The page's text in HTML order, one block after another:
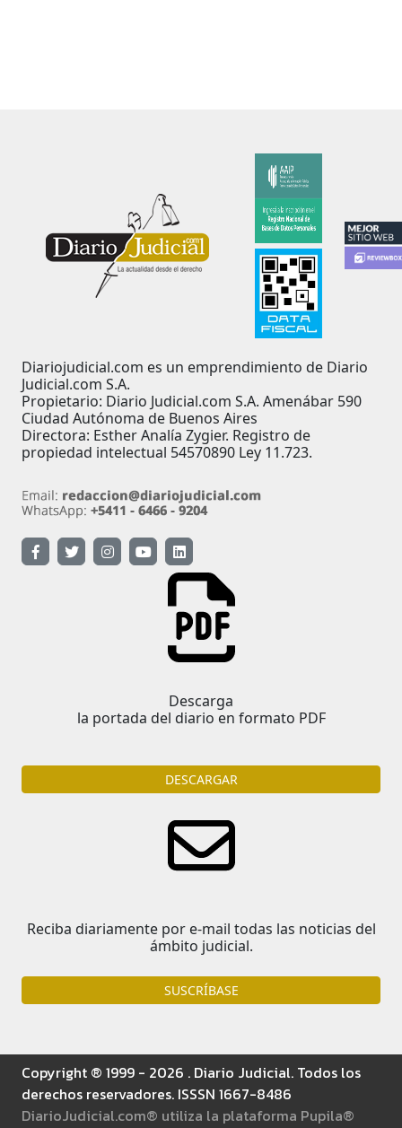
Diariojudicial.com es un emprendimiento de Diario
Judicial.com S.A.
Propietario: Diario Judicial.com S.A. Amenábar 590
Ciudad Autónoma de Buenos Aires
Directora: Esther Analía Zygier. Registro de
propiedad intelectual 54570890 Ley 11.723.
Descarga
la portada del diario en formato PDF
DESCARGAR
Reciba diariamente por e-mail todas las noticias del
ámbito judicial.
SUSCRÍBASE
Copyright ® 1999 - 2026 . Diario Judicial. Todos los
derechos reservadores. ISSSN 1667-8486
DiarioJudicial.com® utiliza la plataforma Pupila®